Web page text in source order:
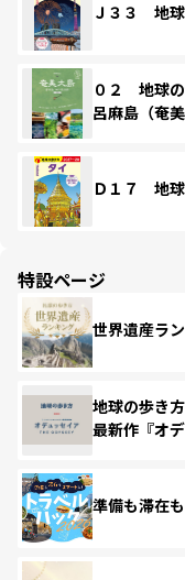
Ｊ３３ 地
０２ 地球
呂麻島（奄
Ｄ１７ 地
特設ページ
世界遺産ラ
地球の歩き
最新作『オ
準備も滞在